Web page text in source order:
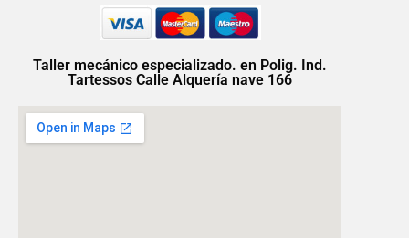
Taller mecánico especializado. en Polig. Ind.
Tartessos Calle Alquería nave 166